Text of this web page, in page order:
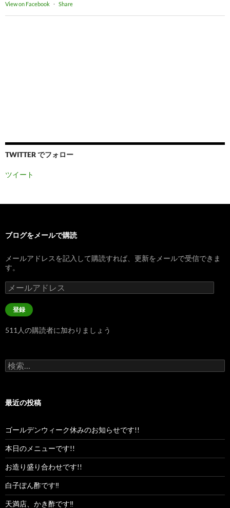
View on Facebook · Share
TWITTER でフォロー
ツイート
ブログをメールで購読
メールアドレスを記入して購読すれば、更新をメールで受信できま
す。
メ
ー
ル
ア
レ
登録
511人の購読者に加わりましょう
検
索:
最近の投稿
ゴールデンウィーク休みのお知らせです!!
本日のメニューです!!
お造り盛り合わせです!!
白子ぽん酢です‼︎
天満店、かき酢です‼︎